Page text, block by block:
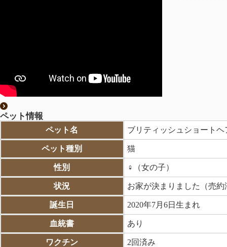
ペット情報
ペット名 ブリティッシュショートヘ
ペット種別 猫
性別 ♀（女の子）
状況 お家が決まりました（売約
誕生日 2020年7月6日生まれ
血統書 あり
ワクチン 2回済み